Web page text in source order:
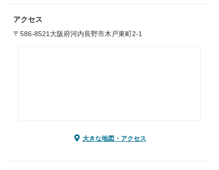
アクセス
〒586-8521大阪府河内長野市木戸東町2-1
大きな地図・アクセス